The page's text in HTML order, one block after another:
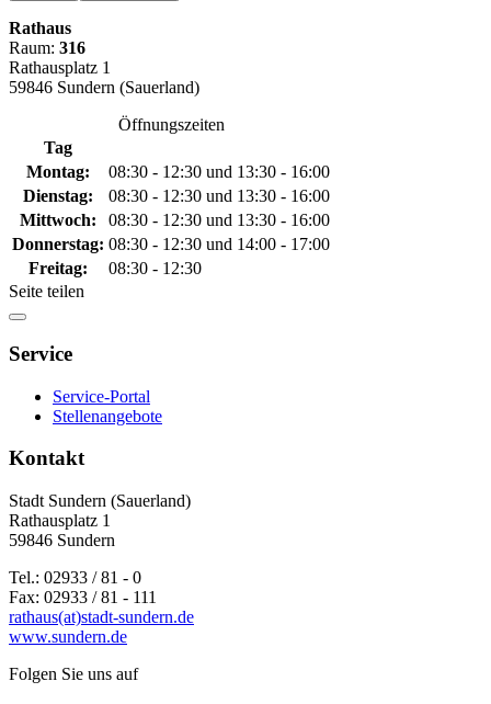
Rathaus
Raum: 316
Rathausplatz 1
59846 Sundern (Sauerland)
Öffnungszeiten
Tag
Montag:
08:30 - 12:30 und 13:30 - 16:00
Dienstag:
08:30 - 12:30 und 13:30 - 16:00
Mittwoch:
08:30 - 12:30 und 13:30 - 16:00
Donnerstag: 08:30 - 12:30 und 14:00 - 17:00
Freitag:
08:30 - 12:30
Seite teilen
Service
Service-Portal
Stellenangebote
Kontakt
Stadt Sundern (Sauerland)
Rathausplatz 1
59846 Sundern
Tel.: 02933 / 81 - 0
Fax: 02933 / 81 - 111
rathaus(at)stadt-sundern.de
www.sundern.de
Folgen Sie uns auf